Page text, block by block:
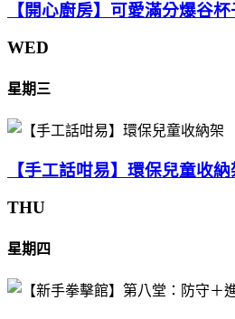
【開心廚房】可愛滿分爆谷
WED
星期三
【手工話咁易】環保兒童收納
THU
星期四